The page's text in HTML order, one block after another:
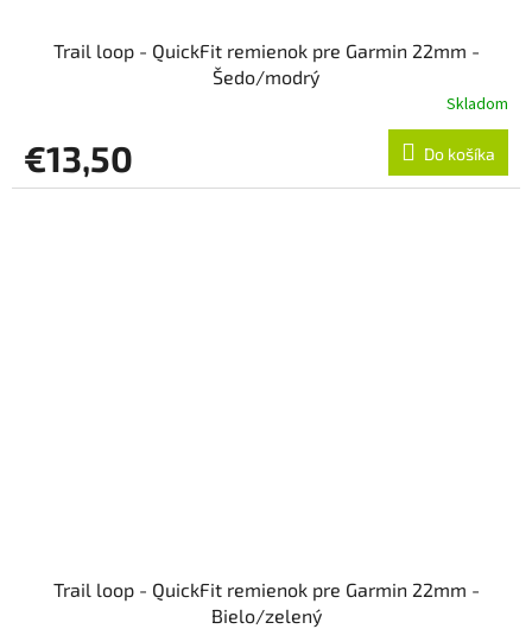
Trail loop - QuickFit remienok pre Garmin 22mm -
Šedo/modrý
Skladom
€13,50 Do košíka
Trail loop - QuickFit remienok pre Garmin 22mm -
Bielo/zelený